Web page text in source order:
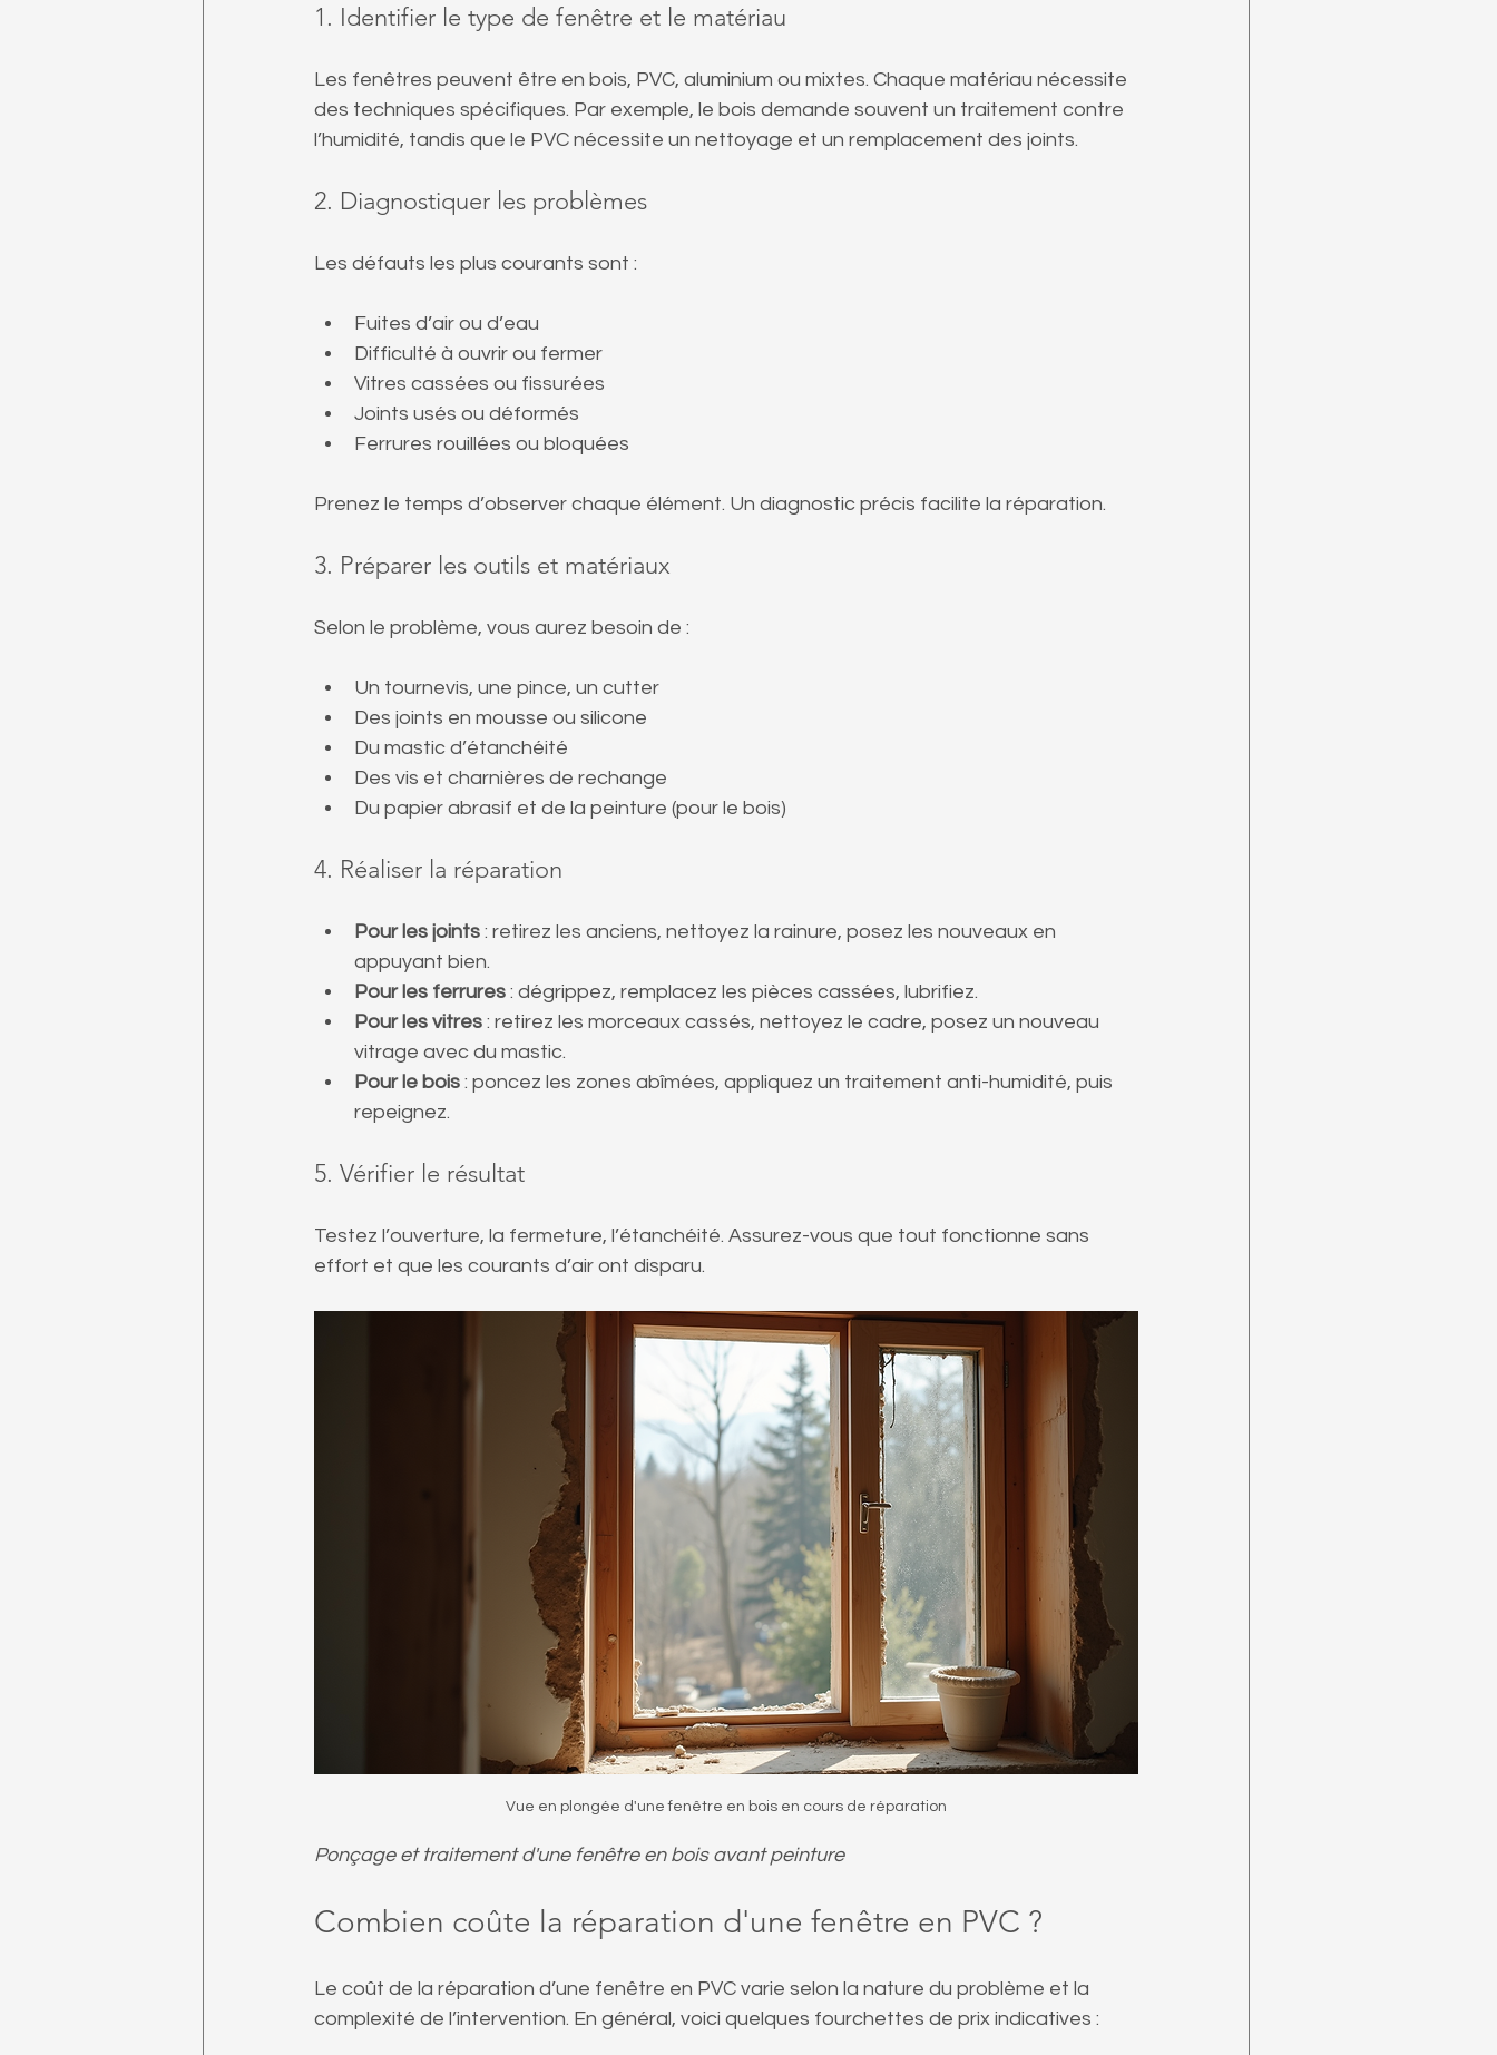
1. Identifier le type de fenêtre et le matériau
Les fenêtres peuvent être en bois, PVC, aluminium ou mixtes. Chaque matériau nécessite
des techniques spécifiques. Par exemple, le bois demande souvent un traitement contre
l’humidité, tandis que le PVC nécessite un nettoyage et un remplacement des joints.
2. Diagnostiquer les problèmes
Les défauts les plus courants sont :
Fuites d’air ou d’eau
Difficulté à ouvrir ou fermer
Vitres cassées ou fissurées
Joints usés ou déformés
Ferrures rouillées ou bloquées
Prenez le temps d’observer chaque élément. Un diagnostic précis facilite la réparation.
3. Préparer les outils et matériaux
Selon le problème, vous aurez besoin de :
Un tournevis, une pince, un cutter
Des joints en mousse ou silicone
Du mastic d’étanchéité
Des vis et charnières de rechange
Du papier abrasif et de la peinture (pour le bois)
4. Réaliser la réparation
Pour les joints : retirez les anciens, nettoyez la rainure, posez les nouveaux en
appuyant bien.
Pour les ferrures : dégrippez, remplacez les pièces cassées, lubrifiez.
Pour les vitres : retirez les morceaux cassés, nettoyez le cadre, posez un nouveau
vitrage avec du mastic.
Pour le bois : poncez les zones abîmées, appliquez un traitement anti-humidité, puis
repeignez.
5. Vérifier le résultat
Testez l’ouverture, la fermeture, l’étanchéité. Assurez-vous que tout fonctionne sans
effort et que les courants d’air ont disparu.
Vue en plongée d'une fenêtre en bois en cours de réparation
Ponçage et traitement d'une fenêtre en bois avant peinture
Combien coûte la réparation d'une fenêtre en PVC ?
Le coût de la réparation d’une fenêtre en PVC varie selon la nature du problème et la
complexité de l’intervention. En général, voici quelques fourchettes de prix indicatives :